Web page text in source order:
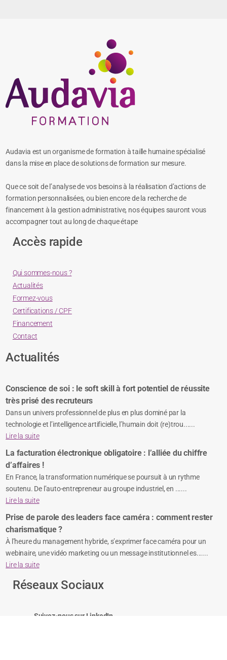
Audavia est un organisme de formation à taille humaine spécialisé
dans la mise en place de solutions de formation sur mesure.
Que ce soit de l’analyse de vos besoins à la réalisation d’actions de
formation personnalisées, ou bien encore de la recherche de
financement à la gestion administrative, nos équipes sauront vous
accompagner tout au long de chaque étape
Accès rapide
Qui sommes-nous ?
Actualités
Formez-vous
Certifications / CPF
Financement
Contact
Actualités
Conscience de soi : le soft skill à fort potentiel de réussite
très prisé des recruteurs
Dans un univers professionnel de plus en plus dominé par la
technologie et l’intelligence artificielle, l’humain doit (re)trou......
Lire la suite
La facturation électronique obligatoire : l’alliée du chiffre
d’affaires !
En France, la transformation numérique se poursuit à un rythme
soutenu. De l’auto-entrepreneur au groupe industriel, en ......
Lire la suite
Prise de parole des leaders face caméra : comment rester
charismatique ?
À l’heure du management hybride, s’exprimer face caméra pour un
webinaire, une vidéo marketing ou un message institutionnel es......
Lire la suite
Réseaux Sociaux
Suivez-nous sur LinkedIn